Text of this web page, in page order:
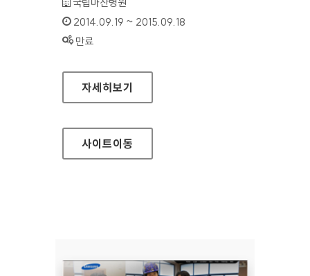
인증기간 :
2014.09.19 ~ 2015.09.18
상태 :
만료
국립마산병원 홈페이지
자세히보기
사이트이동